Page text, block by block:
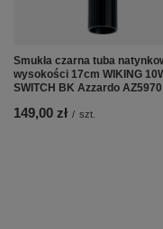
Smukła czarna tuba
wysokości 17cm WIKING
SWITCH BK Azzardo AZ5970
149,00 zł / szt.